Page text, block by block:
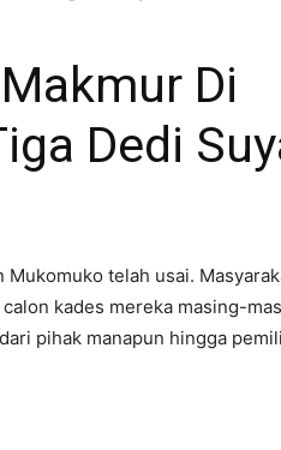
Di
Dedi
telah usai.
kades mereka masing-
pihak manapun hingga